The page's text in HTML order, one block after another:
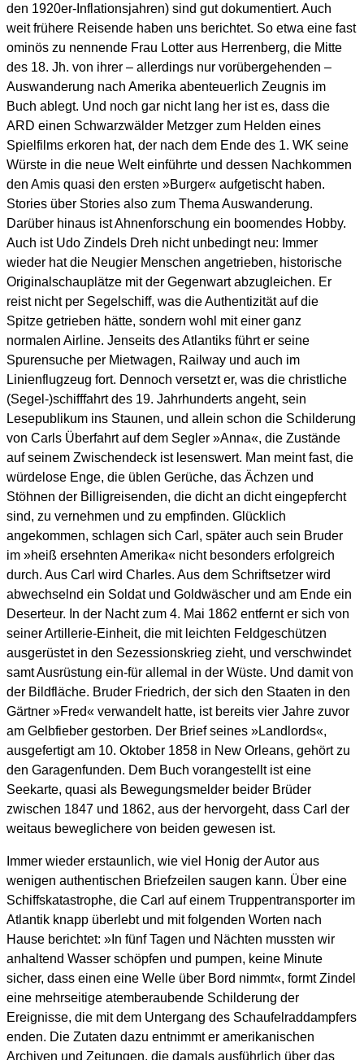
den 1920er-Inflationsjahren) sind gut dokumentiert. Auch
weit frühere Reisende haben uns berichtet. So etwa eine fast
ominös zu nennende Frau Lotter aus Herrenberg, die Mitte
des 18. Jh. von ihrer – allerdings nur vorübergehenden –
Auswanderung nach Amerika abenteuerlich Zeugnis im
Buch ablegt. Und noch gar nicht lang her ist es, dass die
ARD einen Schwarzwälder Metzger zum Helden eines
Spielfilms erkoren hat, der nach dem Ende des 1. WK seine
Würste in die neue Welt einführte und dessen Nachkommen
den Amis quasi den ersten »Burger« aufgetischt haben.
Stories über Stories also zum Thema Auswanderung.
Darüber hinaus ist Ahnenforschung ein boomendes Hobby.
Auch ist Udo Zindels Dreh nicht unbedingt neu: Immer
wieder hat die Neugier Menschen angetrieben, historische
Originalschauplätze mit der Gegenwart abzugleichen. Er
reist nicht per Segelschiff, was die Authentizität auf die
Spitze getrieben hätte, sondern wohl mit einer ganz
normalen Airline. Jenseits des Atlantiks führt er seine
Spurensuche per Mietwagen, Railway und auch im
Linienflugzeug fort. Dennoch versetzt er, was die christliche
(Segel-)schifffahrt des 19. Jahrhunderts angeht, sein
Lesepublikum ins Staunen, und allein schon die Schilderung
von Carls Überfahrt auf dem Segler »Anna«, die Zustände
auf seinem Zwischendeck ist lesenswert. Man meint fast, die
würdelose Enge, die üblen Gerüche, das Ächzen und
Stöhnen der Billigreisenden, die dicht an dicht eingepfercht
sind, zu vernehmen und zu empfinden. Glücklich
angekommen, schlagen sich Carl, später auch sein Bruder
im »heiß ersehnten Amerika« nicht besonders erfolgreich
durch. Aus Carl wird Charles. Aus dem Schriftsetzer wird
abwechselnd ein Soldat und Goldwäscher und am Ende ein
Deserteur. In der Nacht zum 4. Mai 1862 entfernt er sich von
seiner Artillerie-Einheit, die mit leichten Feldgeschützen
ausgerüstet in den Sezessionskrieg zieht, und verschwindet
samt Ausrüstung ein-für allemal in der Wüste. Und damit von
der Bildfläche. Bruder Friedrich, der sich den Staaten in den
Gärtner »Fred« verwandelt hatte, ist bereits vier Jahre zuvor
am Gelbfieber gestorben. Der Brief seines »Landlords«,
ausgefertigt am 10. Oktober 1858 in New Orleans, gehört zu
den Garagenfunden. Dem Buch vorangestellt ist eine
Seekarte, quasi als Bewegungsmelder beider Brüder
zwischen 1847 und 1862, aus der hervorgeht, dass Carl der
weitaus beweglichere von beiden gewesen ist.
Immer wieder erstaunlich, wie viel Honig der Autor aus
wenigen authentischen Briefzeilen saugen kann. Über eine
Schiffskatastrophe, die Carl auf einem Truppentransporter im
Atlantik knapp überlebt und mit folgenden Worten nach
Hause berichtet: »In fünf Tagen und Nächten mussten wir
anhaltend Wasser schöpfen und pumpen, keine Minute
sicher, dass einen eine Welle über Bord nimmt«, formt Zindel
eine mehrseitige atemberaubende Schilderung der
Ereignisse, die mit dem Untergang des Schaufelraddampfers
enden. Die Zutaten dazu entnimmt er amerikanischen
Archiven und Zeitungen, die damals ausführlich über das